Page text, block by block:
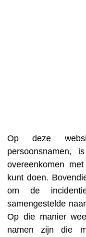
Op deze
persoonsnamen,
overeenkomen
kunt doen.
om de
samengestelde
Op die manier
namen zijn die